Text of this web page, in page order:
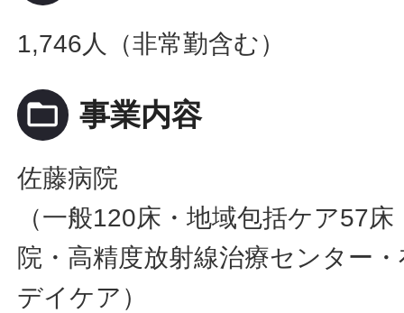
1,746人（非常勤含む）
folder_open 事業内容
佐藤病院
（一般120床・地域包括ケア57
院・高精度放射線治療センター
デイケア）